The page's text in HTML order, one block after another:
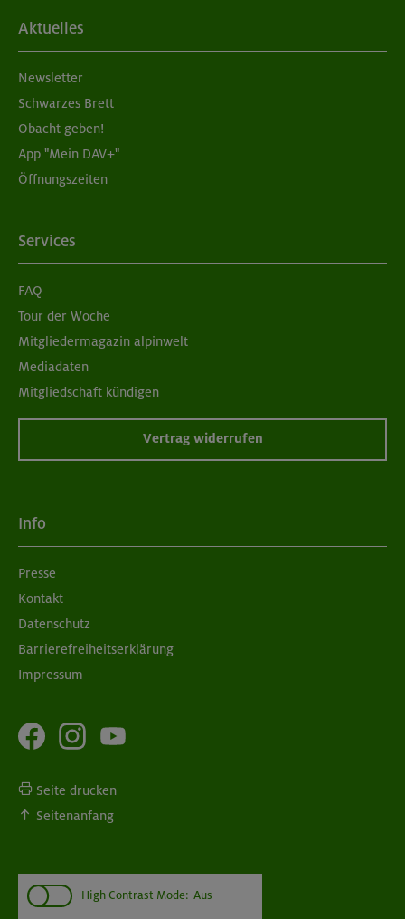
Aktuelles
Newsletter
Schwarzes Brett
Obacht geben!
App "Mein DAV+"
Öffnungszeiten
Services
FAQ
Tour der Woche
Mitgliedermagazin alpinwelt
Mediadaten
Mitgliedschaft kündigen
Vertrag widerrufen
Info
Presse
Kontakt
Datenschutz
Barrierefreiheitserklärung
Impressum
Seite drucken
Seitenanfang
High Contrast Mode: Aus